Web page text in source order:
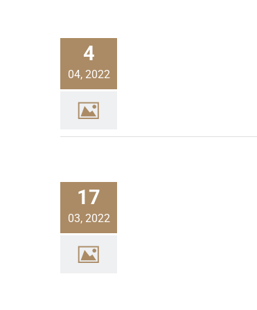
4
04, 2022
17
03, 2022